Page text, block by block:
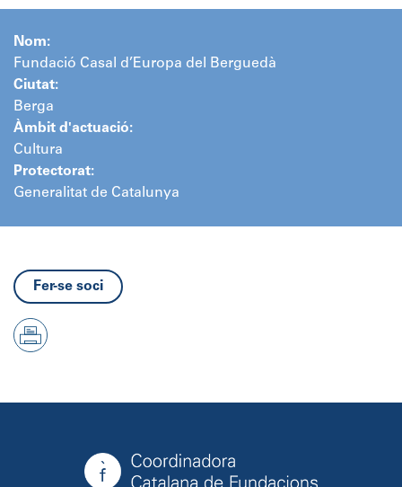
Nom:
Fundació Casal d’Europa del Berguedà
Ciutat:
Berga
Àmbit d'actuació:
Cultura
Protectorat:
Generalitat de Catalunya
Fer-se soci